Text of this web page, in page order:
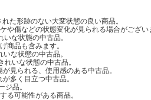
た形跡のない大変状態の良い商品。
傷などの状態変化が見られる場合がござい
いな状態の中古品。
品も含みます。
な状態の中古品。
れいな状態の中古品。
見られる、使用感のある中古品。
多く目立つ中古品。
ジ品。
可能性がある商品。